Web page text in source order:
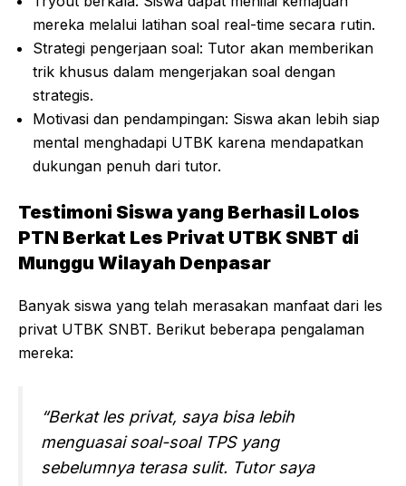
mereka melalui latihan soal real-time secara rutin.
Strategi pengerjaan soal: Tutor akan memberikan
trik khusus dalam mengerjakan soal dengan
strategis.
Motivasi dan pendampingan: Siswa akan lebih siap
mental menghadapi UTBK karena mendapatkan
dukungan penuh dari tutor.
Testimoni Siswa yang Berhasil Lolos
PTN Berkat Les Privat UTBK SNBT di
Munggu Wilayah Denpasar
Banyak siswa yang telah merasakan manfaat dari les
privat UTBK SNBT. Berikut beberapa pengalaman
mereka:
“Berkat les privat, saya bisa lebih
menguasai soal-soal TPS yang
sebelumnya terasa sulit. Tutor saya